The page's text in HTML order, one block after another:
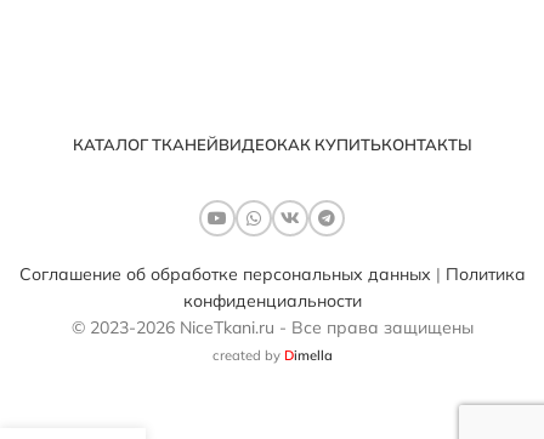
КАТАЛОГ ТКАНЕЙВИДЕОКАК КУПИТЬКОНТАКТЫ
Соглашение об обработке персональных данных | Политика
конфиденциальности
© 2023-2026 NiceTkani.ru - Все права защищены
created by Dimella